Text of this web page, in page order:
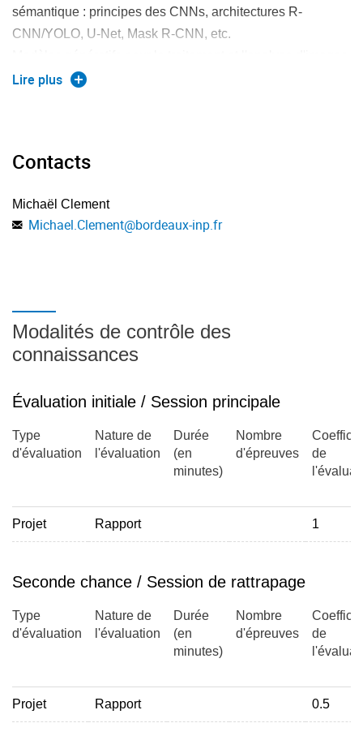
sémantique : principes des CNNs, architectures R-
CNN/YOLO, U-Net, Mask R-CNN, etc.
(VAEs, GANs, etc).
Lire plus
Contacts
Michaël Clement
Michael.Clement@bordeaux-inp.fr
Modalités de contrôle des
connaissances
Évaluation initiale / Session principale
Type
d'évaluation
Nature de
l'évaluation
Durée
(en
minutes)
Nombre
d'épreuves
de
Projet Rapport 1
Seconde chance / Session de rattrapage
Type
d'évaluation
Nature de
l'évaluation
Durée
(en
minutes)
Nombre
d'épreuves
de
Projet Rapport 0.5